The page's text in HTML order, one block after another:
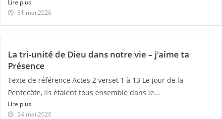
Lire plus
31 mai 2026
La tri-unité de Dieu dans notre vie – j’aime ta
Présence
Texte de référence Actes 2 verset 1 à 13 Le jour de la
Pentecôte, ils étaient tous ensemble dans le...
Lire plus
24 mai 2026